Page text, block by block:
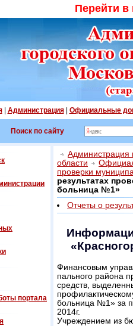
Перейти
| Администрация| Официальные
Поиск по сайту
портала
Администрация
области
проверки
результатах
больница №1»
Отчеты о
Финансовым
пального района
средств,
больница №1» за
2014г.
Учреждением из